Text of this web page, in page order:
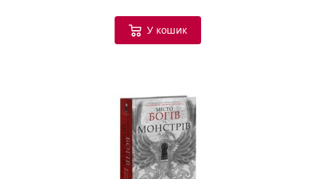
У кошик